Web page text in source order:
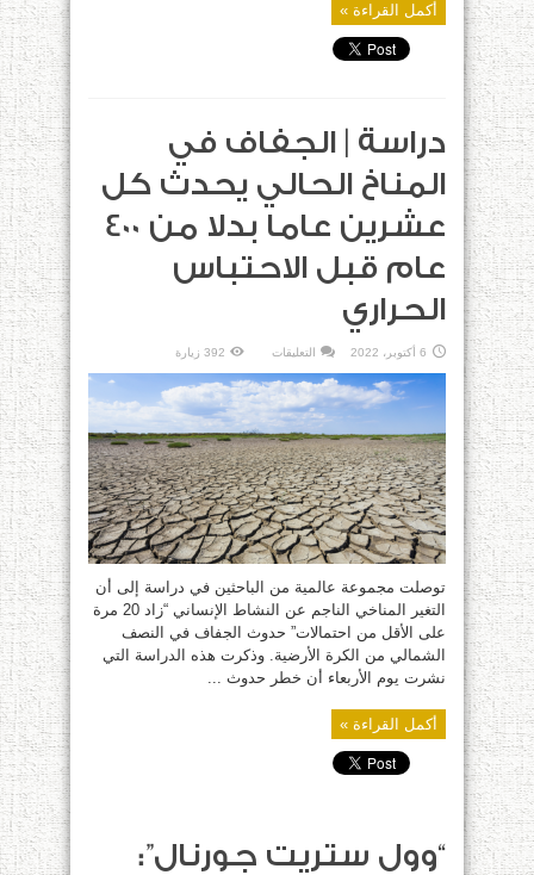
أكمل القراءة »
دراسة | الجفاف في
المناخ الحالي يحدث كل
عشرين عاما بدلا من 400
عام قبل الاحتباس
الحراري
6 أكتوبر، 2022 التعليقات
|
الجفاف
في
المناخ
الحالي
يحدث
كل
عشرين
عاما
بدلا
من
400
عام
قبل
الاحتباس
مغلقة
392 زيارة
توصلت مجموعة عالمية من الباحثين في دراسة إلى أن
التغير المناخي الناجم عن النشاط الإنساني “زاد 20 مرة
على الأقل من احتمالات” حدوث الجفاف في النصف
الشمالي من الكرة الأرضية. وذكرت هذه الدراسة التي
نشرت يوم الأربعاء أن خطر حدوث ...
أكمل القراءة »
“وول ستريت جورنال”: